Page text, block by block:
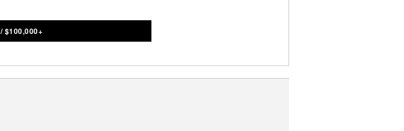
/$100,000+